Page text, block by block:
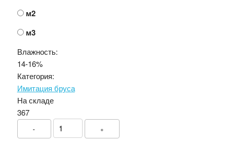
м2
м3
Влажность:
14-16%
Категория:
Имитация бруса
На складе
367
- +